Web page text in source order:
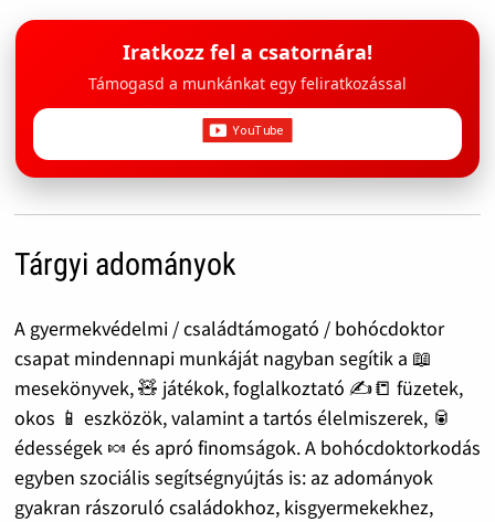
Iratkozz fel a csatornára!
Támogasd a munkánkat egy feliratkozással
Tárgyi adományok
A gyermekvédelmi / családtámogató / bohócdoktor
csapat mindennapi munkáját nagyban segítik a 📖
mesekönyvek, 🧸 játékok, foglalkoztató ✍️📒 füzetek,
okos 📱 eszközök, valamint a tartós élelmiszerek, 🥫
édességek 🍬 és apró finomságok. A bohócdoktorkodás
egyben szociális segítségnyújtás is: az adományok
gyakran rászoruló családokhoz, kisgyermekekhez,